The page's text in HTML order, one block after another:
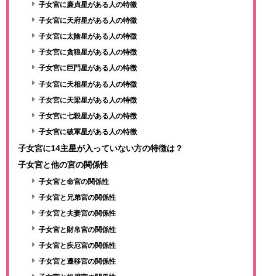
子女宮に廉貞星がある人の特徴
子女宮に天府星がある人の特徴
子女宮に太陰星がある人の特徴
子女宮に貪狼星がある人の特徴
子女宮に巨門星がある人の特徴
子女宮に天相星がある人の特徴
子女宮に天梁星がある人の特徴
子女宮に七殺星がある人の特徴
子女宮に破軍星がある人の特徴
子女宮に14主星が入っていない方の特徴は？
子女宮と他の宮の関係性
子女宮と命宮の関係性
子女宮と兄弟宮の関係性
子女宮と夫妻宮の関係性
子女宮と財帛宮の関係性
子女宮と疾厄宮の関係性
子女宮と遷移宮の関係性